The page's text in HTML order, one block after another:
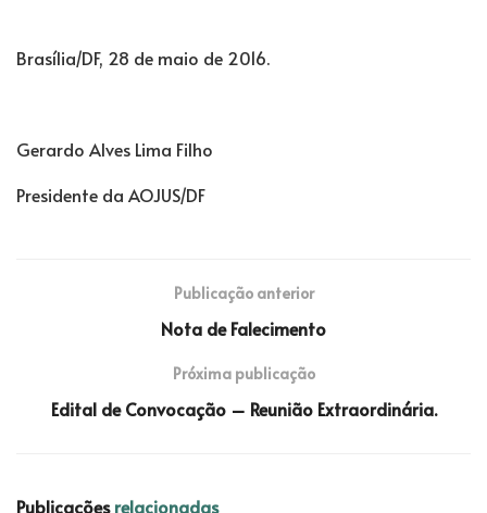
Brasília/DF, 28 de maio de 2016.
Gerardo Alves Lima Filho
Presidente da AOJUS/DF
Publicação anterior
Nota de Falecimento
Próxima publicação
Edital de Convocação – Reunião Extraordinária.
Publicaçõesrelacionadas